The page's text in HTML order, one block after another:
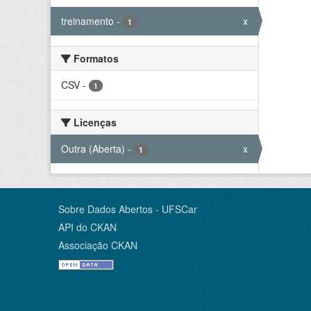
treinamento - 1 x
Formatos
CSV - 1
Licenças
Outra (Aberta) - 1 x
Sobre Dados Abertos - UFSCar
API do CKAN
Associação CKAN